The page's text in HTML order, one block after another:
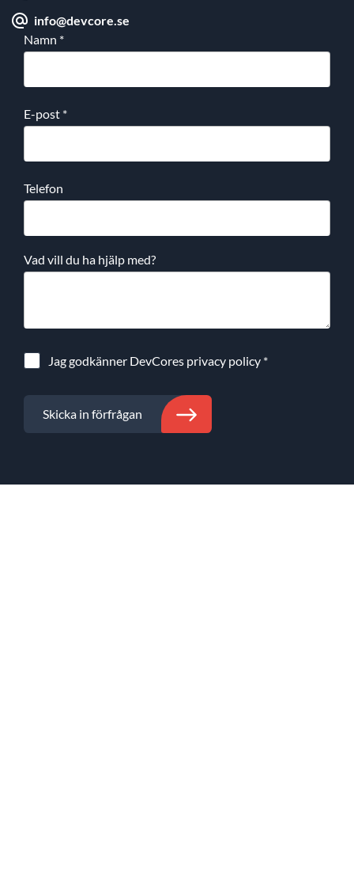
info@devcore.se
Namn *
E-post *
Telefon
Vad vill du ha hjälp med?
Jag godkänner DevCores privacy policy *
Skicka in förfrågan